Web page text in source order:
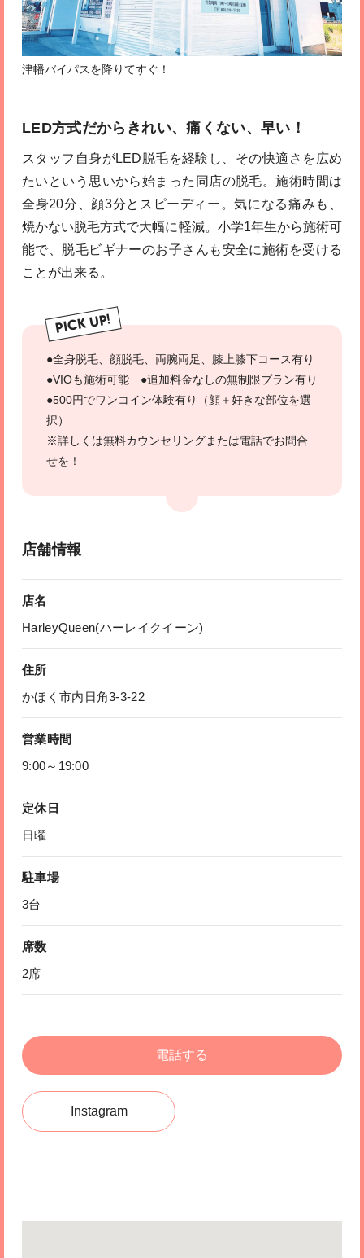
津幡バイパスを降りてすぐ！
LED方式だからきれい、痛くない、早い！
スタッフ自身がLED脱毛を経験し、その快適さを広め
たいという思いから始まった同店の脱毛。施術時間は
全身20分、顔3分とスピーディー。気になる痛みも、
焼かない脱毛方式で大幅に軽減。小学1年生から施術可
能で、脱毛ビギナーのお子さんも安全に施術を受ける
ことが出来る。
PICK UP!
●全身脱毛、顔脱毛、両腕両足、膝上膝下コース有り
●VIOも施術可能 ●追加料金なしの無制限プラン有り
●500円でワンコイン体験有り（顔＋好きな部位を選
択）
※詳しくは無料カウンセリングまたは電話でお問合
せを！
店舗情報
店名
HarleyQueen(ハーレイクイーン)
住所
かほく市内日角3-3-22
営業時間
9:00～19:00
定休日
日曜
駐車場
3台
席数
2席
電話する
Instagram